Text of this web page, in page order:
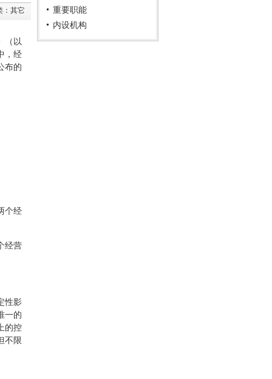
其它
（以
，经
布的
个经
经营
性影
一的
的控
不限
重要职能
内设机构